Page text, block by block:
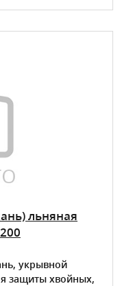
льняная
укрывной
защиты хвойных,